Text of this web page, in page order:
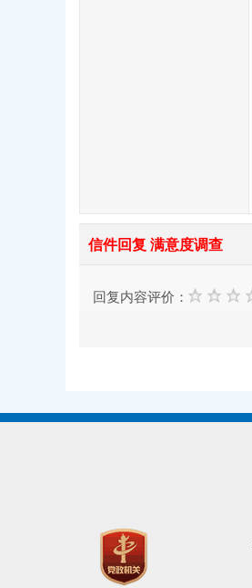
信件回复 满意度调查
回复内容评价：